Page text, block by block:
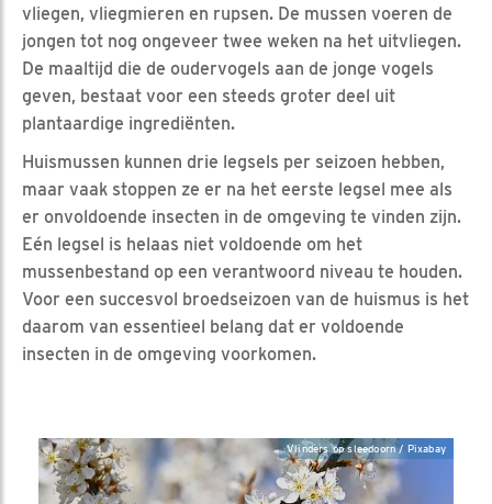
vliegen, vliegmieren en rupsen. De mussen voeren de
jongen tot nog ongeveer twee weken na het uitvliegen.
De maaltijd die de oudervogels aan de jonge vogels
geven, bestaat voor een steeds groter deel uit
plantaardige ingrediënten.
Huismussen kunnen drie legsels per seizoen hebben,
maar vaak stoppen ze er na het eerste legsel mee als
er onvoldoende insecten in de omgeving te vinden zijn.
Eén legsel is helaas niet voldoende om het
mussenbestand op een verantwoord niveau te houden.
Voor een succesvol broedseizoen van de huismus is het
daarom van essentieel belang dat er voldoende
insecten in de omgeving voorkomen.
Vlinders op sleedoorn / Pixabay